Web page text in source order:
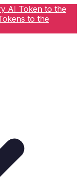
AI Token to the
to the